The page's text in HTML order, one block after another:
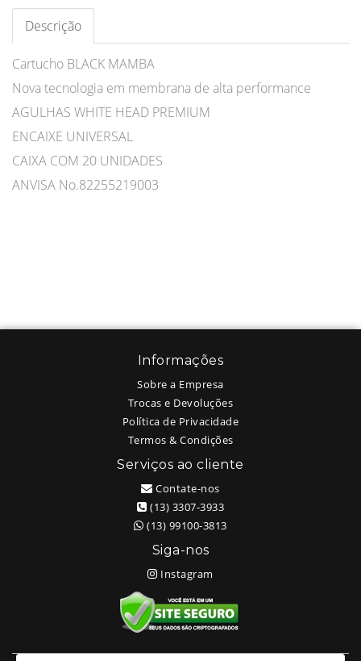
Descrição
Cartucho BLACK MAMBA
Nova tecnologia em membrana de alta performance
AGULHAS WHITE HEAD PREMIUM
ENCAIXE UNIVERSAL
CAIXA COM 20 UNIDADES
ANVISA No.82255219003
Informações
Sobre a Empresa
Trocas e Devoluções
Política de Privacidade
Termos & Condições
Serviços ao cliente
Contate-nos
(13) 3307-3933
(13) 99100-3813
Siga-nos
Instagram